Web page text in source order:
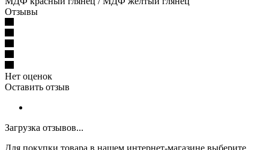
Отзывы
Нет оценок
Оставить отзыв
Загрузка отзывов...
Для покупки товара в нашем интернет-магазине выберите